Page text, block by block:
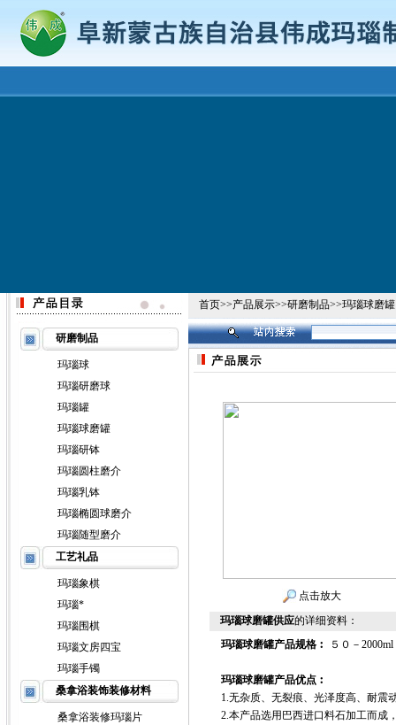
研磨制品
玛瑙球
玛瑙研磨球
玛瑙罐
玛瑙球磨罐
玛瑙研钵
玛瑙圆柱磨介
玛瑙乳钵
玛瑙椭圆球磨介
玛瑙随型磨介
工艺礼品
玛瑙象棋
玛瑙*
玛瑙围棋
玛瑙文房四宝
玛瑙手镯
桑拿浴装饰装修材料
桑拿浴装修玛瑙片
首页>>产品展示>>研磨制品>>玛瑙球磨罐
点击放大
玛瑙球磨罐供应的详细资料：
玛瑙球磨罐产品规格︰ ５０－2000ml
玛瑙球磨罐产品优点︰
1.无杂质、无裂痕、光泽度高、耐震
2.本产品选用巴西进口料石加工而成